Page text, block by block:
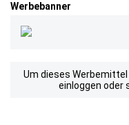
Werbebanner
Um dieses
einloggen oder